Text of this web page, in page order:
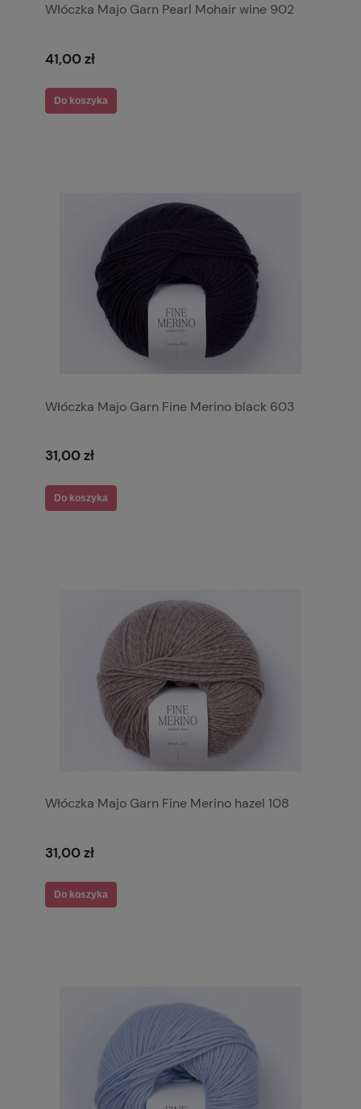
Włóczka Majo Garn Pearl Mohair wine 902
41,00 zł
Do koszyka
Włóczka Majo Garn Fine Merino black 603
31,00 zł
Do koszyka
Włóczka Majo Garn Fine Merino hazel 108
31,00 zł
Do koszyka